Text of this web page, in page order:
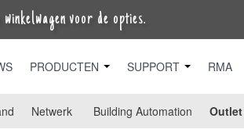
voor de opties.
PRODUCTEN SUPPORT RMA
Netwerk Building Automation Outlet